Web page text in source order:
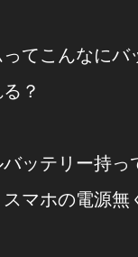
ってこんなにバ
？
ッテリー持っ
マホの電源無